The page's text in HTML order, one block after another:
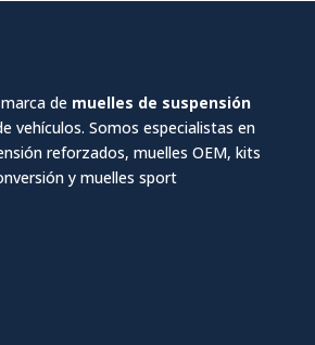
de muelles de suspensión
vehículos. Somos especialistas en
reforzados, muelles OEM, kits
y muelles sport